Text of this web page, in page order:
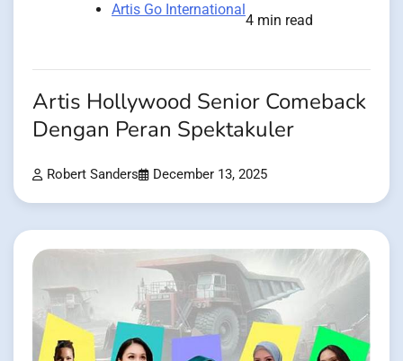
Artis Go International
4 min read
Artis Hollywood Senior Comeback
Dengan Peran Spektakuler
Robert Sanders December 13, 2025